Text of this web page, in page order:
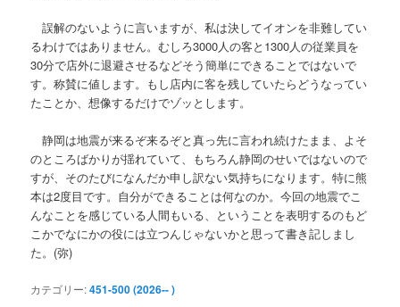
誤解のないように言いますが、私は決してイオンを非難してい
るわけではありません。むしろ3000人の客と1300人の従業員を
30分で店外に退避させるなどそう簡単にできることではないで
す。称賛に値します。もし店内に客を残していたらどうなってい
たことか、想像するだけでゾッとします。
静岡は地震が来るぞ来るぞと真っ先に言われ続けたまま、よそ
のところばかりが揺れていて、もちろん静岡のせいではないので
すが、そのたびになんだか申し訳ない気持ちになります。特に熊
本は2度目です。自分ができることは何なのか。今回の地震でこ
んなことを感じている人間もいる、ということを表明するのもど
こかでなにかの役には立つんじゃないかと思って書き記しまし
た。(弥)
カテゴリー:451-500 (2026-- )